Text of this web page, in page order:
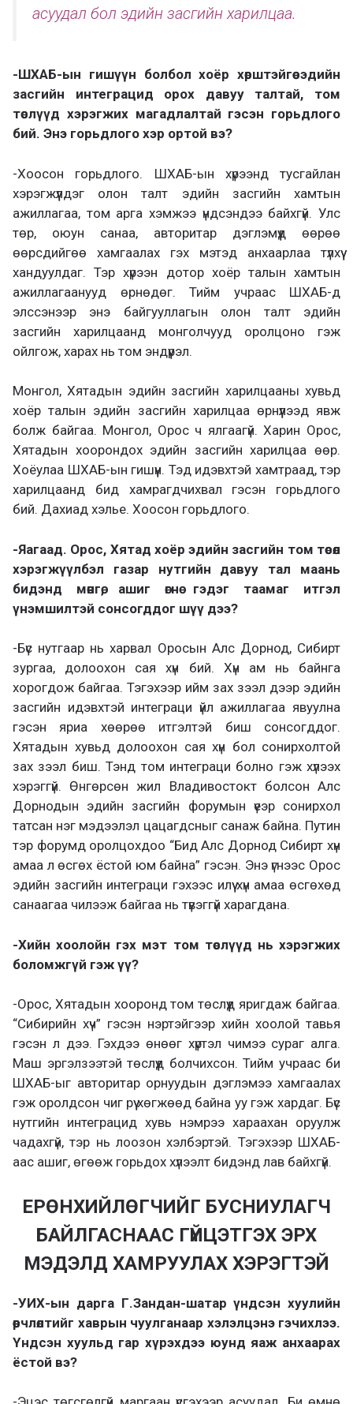
асуудал бол эдийн засгийн харилцаа.
-ШХАБ-ын гишүүн болбол хоёр хөрштэйгөө эдийн
засгийн интеграцид орох давуу талтай, том
төслүүд хэрэгжих магадлалтай гэсэн горьдлого
бий. Энэ горьдлого хэр ортой вэ?
-Хоосон горьдлого. ШХАБ-ын хүрээнд тусгайлан
хэрэгжүүлдэг олон талт эдийн засгийн хамтын
ажиллагаа, том арга хэмжээ үндсэндээ байхгүй. Улс
төр, оюун санаа, авторитар дэглэмүүд өөрөө
өөрсдийгөө хамгаалах гэх мэтэд анхаарлаа түлхүү
хандуулдаг. Тэр хүрээн дотор хоёр талын хамтын
ажиллагаанууд өрнөдөг. Тийм учраас ШХАБ-д
элссэнээр энэ байгууллагын олон талт эдийн
засгийн харилцаанд монголчууд оролцоно гэж
ойлгож, харах нь том эндүүрэл.
Монгол, Хятадын эдийн засгийн харилцааны хувьд
хоёр талын эдийн засгийн харилцаа өрнүүлээд явж
болж байгаа. Монгол, Орос ч ялгаагүй. Харин Орос,
Хятадын хоорондох эдийн засгийн харилцаа өөр.
Хоёулаа ШХАБ-ын гишүүн. Тэд идэвхтэй хамтраад, тэр
харилцаанд бид хамрагдчихвал гэсэн горьдлого
бий. Дахиад хэлье. Хоосон горьдлого.
-Яагаад. Орос, Хятад хоёр эдийн засгийн том төсөл
хэрэгжүүлбэл газар нутгийн давуу тал маань
бидэнд мөнгө, ашиг өгнө гэдэг таамаг итгэл
үнэмшилтэй сонсогддог шүү дээ?
-Бүс нутгаар нь харвал Оросын Алс Дорнод, Сибирт
зургаа, долоохон сая хүн бий. Хүн ам нь байнга
хорогдож байгаа. Тэгэхээр ийм зах зээл дээр эдийн
засгийн идэвхтэй интеграци үйл ажиллагаа явуулна
гэсэн яриа хөөрөө итгэлтэй биш сонсогддог.
Хятадын хувьд долоохон сая хүн бол сонирхолтой
зах зээл биш. Тэнд том интеграци болно гэж хүлээх
хэрэггүй. Өнгөрсөн жил Владивостокт болсон Алс
Дорнодын эдийн засгийн форумын үеэр сонирхол
татсан нэг мэдээлэл цацагдсныг санаж байна. Путин
тэр форумд оролцохдоо “Бид Алс Дорнод Сибирт хүн
амаа л өсгөх ёстой юм байна” гэсэн. Энэ үгнээс Орос
эдийн засгийн интеграци гэхээс илүү хүн амаа өсгөхөд
санаагаа чилээж байгаа нь түвэггүй харагдана.
-Хийн хоолойн гэх мэт том төслүүд нь хэрэгжих
боломжгүй гэж үү?
-Орос, Хятадын хооронд том төслүүд яригдаж байгаа.
“Сибирийн хүч” гэсэн нэртэйгээр хийн хоолой тавья
гэсэн л дээ. Гэхдээ өнөөг хүртэл чимээ сураг алга.
Маш эргэлзээтэй төслүүд болчихсон. Тийм учраас би
ШХАБ-ыг авторитар орнуудын дэглэмээ хамгаалах
гэж оролдсон чиг рүү хөгжөөд байна уу гэж хардаг. Бүс
нутгийн интеграцид хувь нэмрээ хараахан оруулж
чадахгүй, тэр нь лоозон хэлбэртэй. Тэгэхээр ШХАБ-
аас ашиг, өгөөж горьдох хүлээлт бидэнд лав байхгүй.
ЕРӨНХИЙЛӨГЧИЙГ БУСНИУЛАГЧ
БАЙЛГАСНААС ГҮЙЦЭТГЭХ ЭРХ
МЭДЭЛД ХАМРУУЛАХ ХЭРЭГТЭЙ
-УИХ-ын дарга Г.Зандан-шатар үндсэн хуулийн
өөрчлөлтийг хаврын чуулганаар хэлэлцэнэ гэчихлээ.
Үндсэн хуульд гар хүрэхдээ юунд яаж анхаарах
ёстой вэ?